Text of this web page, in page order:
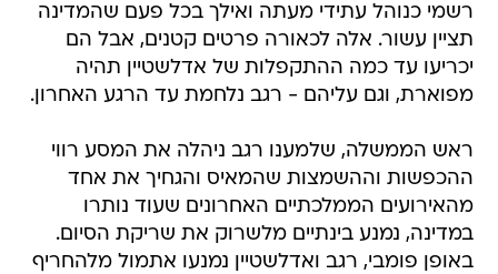
רשמי כנוהל עתידי מעתה ואילך בכל פעם שהמדינה
תציין עשור. אלה לכאורה פרטים קטנים, אבל הם
יכריעו עד כמה ההתקפלות של אדלשטיין תהיה
מפוארת, וגם עליהם - רגב נלחמת עד הרגע האחרון.
ראש הממשלה, שלמענו רגב ניהלה את המסע רווי
ההכפשות וההשמצות שהמאיס והגחיך את אחד
מהאירועים הממלכתיים האחרונים שעוד נותרו
במדינה, נמנע בינתיים מלשרוק את שריקת הסיום.
באופן פומבי, רגב ואדלשטיין נמנעו אתמול מלהחריף